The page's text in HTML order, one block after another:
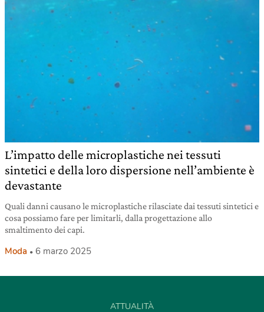
L’impatto delle microplastiche nei tessuti
sintetici e della loro dispersione nell’ambiente è
devastante
Quali danni causano le microplastiche rilasciate dai tessuti sintetici e
cosa possiamo fare per limitarli, dalla progettazione allo
smaltimento dei capi.
Moda 6 marzo 2025
ATTUALITÀ